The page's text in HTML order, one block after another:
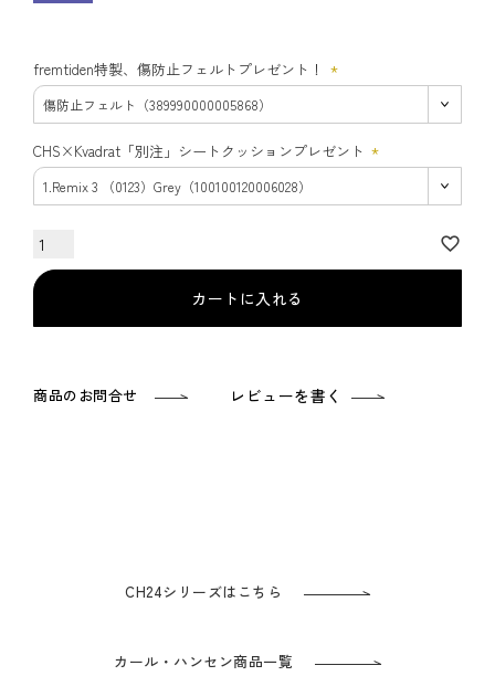
fremtiden特製、傷防止フェルトプレゼント！
(必
CHS×Kvadrat「別注」シートクッションプレゼント
(必
カートに入れる
商品のお問合せ レビューを書く
CH24シリーズはこちら
カール・ハンセン商品一覧